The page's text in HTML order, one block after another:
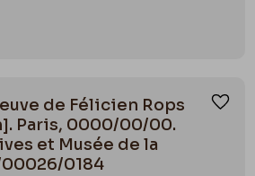
de Félicien Rops
Paris, 0000/00/00.
et Musée de la
0184